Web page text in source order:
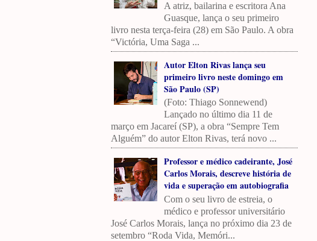
A atriz, bailarina e escritora Ana
Guasque, lança o seu primeiro
livro nesta terça-feira (28) em São Paulo. A obra
“Victória, Uma Saga ...
Autor Elton Rivas lança seu
primeiro livro neste domingo em
São Paulo (SP)
(Foto: Thiago Sonnewend)
Lançado no último dia 11 de
março em Jacareí (SP), a obra “Sempre Tem
Alguém” do autor Elton Rivas, terá novo ...
Professor e médico cadeirante, José
Carlos Morais, descreve história de
vida e superação em autobiografia
Com o seu livro de estreia, o
médico e professor universitário
José Carlos Morais, lança no próximo dia 23 de
setembro “Roda Vida, Memóri...